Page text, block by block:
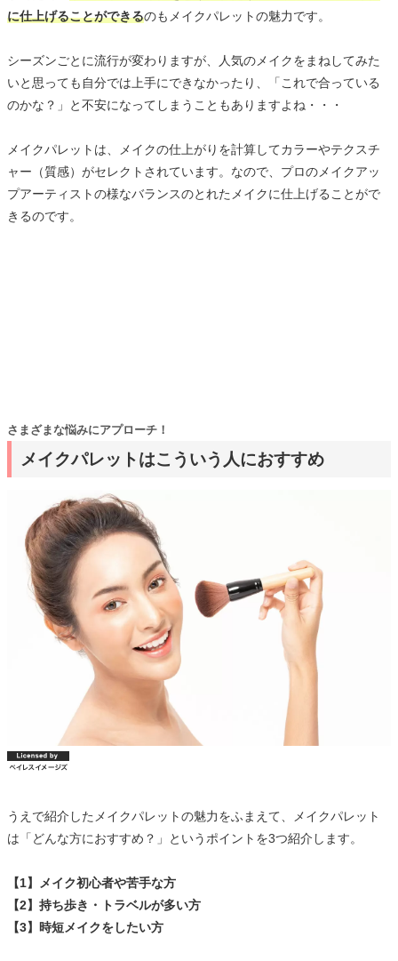
に仕上げることができるのもメイクパレットの魅力です。
シーズンごとに流行が変わりますが、人気のメイクをまねしてみた
いと思っても自分では上手にできなかったり、「これで合っている
のかな？」と不安になってしまうこともありますよね・・・
メイクパレットは、メイクの仕上がりを計算してカラーやテクスチ
ャー（質感）がセレクトされています。なので、プロのメイクアッ
プアーティストの様なバランスのとれたメイクに仕上げることがで
きるのです。
メイクパレットはこういう人におすすめ
さまざまな悩みにアプローチ！
うえで紹介したメイクパレットの魅力をふまえて、メイクパレット
は「どんな方におすすめ？」というポイントを3つ紹介します。
【1】メイク初心者や苦手な方
【2】持ち歩き・トラベルが多い方
【3】時短メイクをしたい方